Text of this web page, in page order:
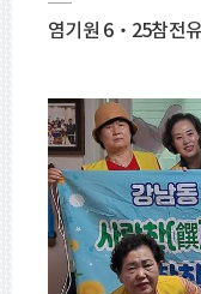
염기원 6‧25참전